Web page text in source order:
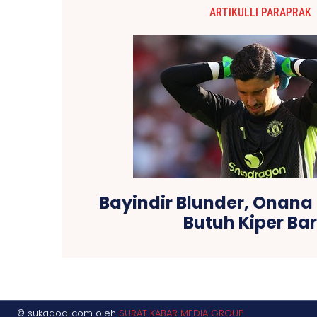
ARTIKULLI PARAPRAK
Bayindir Blunder, Onana
Butuh Kiper
© sukagoal.com oleh SURAT KABAR MEDIA GROUP